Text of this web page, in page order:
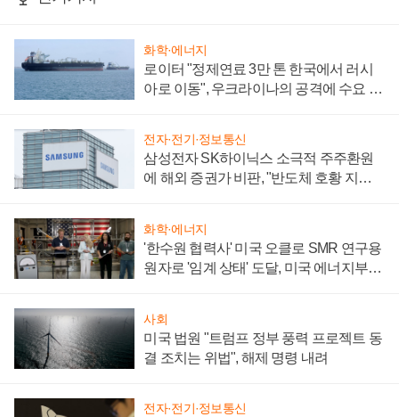
화학·에너지
로이터 "정제연료 3만 톤 한국에서 러시
아로 이동", 우크라이나의 공격에 수요 늘
전자·전기·정보통신
삼성전자 SK하이닉스 소극적 주주환원
에 해외 증권가 비판, "반도체 호황 지속
화학·에너지
'한수원 협력사' 미국 오클로 SMR 연구용
원자로 '임계 상태' 도달, 미국 에너지부
사회
미국 법원 "트럼프 정부 풍력 프로젝트 동
결 조치는 위법", 해제 명령 내려
전자·전기·정보통신